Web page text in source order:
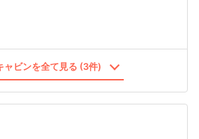
ャビンを全て見る (3件)